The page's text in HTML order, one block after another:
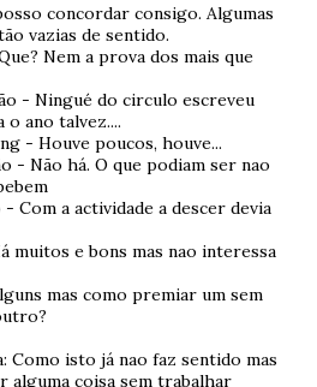
concordar consigo. Algumas
vazias de sentido.
Nem a prova dos mais que
- Ningué do circulo escreveu
o ano talvez....
- Houve poucos, houve...
- Não há. O que podiam ser nao
Com a actividade a descer devia
muitos e bons mas nao interessa
mas como premiar um sem
Como isto já nao faz sentido mas
alguma coisa sem trabalhar